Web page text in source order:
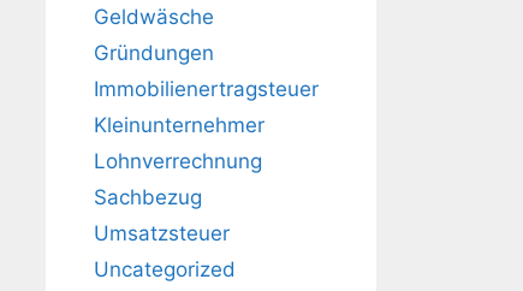
Geldwäsche
Gründungen
Immobilienertragsteuer
Kleinunternehmer
Lohnverrechnung
Sachbezug
Umsatzsteuer
Uncategorized